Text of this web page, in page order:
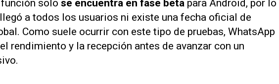
función solo se encuentra en fase beta para Android, por lo
a todos los usuarios ni existe una fecha oficial de
Como suele ocurrir con este tipo de pruebas, WhatsApp
rendimiento y la recepción antes de avanzar con un